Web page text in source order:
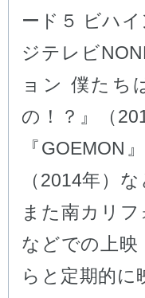
ード５ ビハ
ジテレビ
ョン 僕たち
の！？』（
『GOEMON
（2014年）
また南カリ
などでの上映
らと定期的